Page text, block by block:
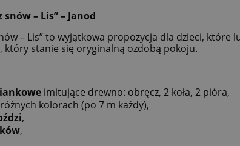
– Lis” – Janod
– Lis” to wyjątkowa propozycja dla dzieci,
, który stanie się oryginalną ozdobą pokoju.
imitujące drewno: obręcz, 2 koła, 2 pióra,
kolorach (po 7 m każdy),
,
,